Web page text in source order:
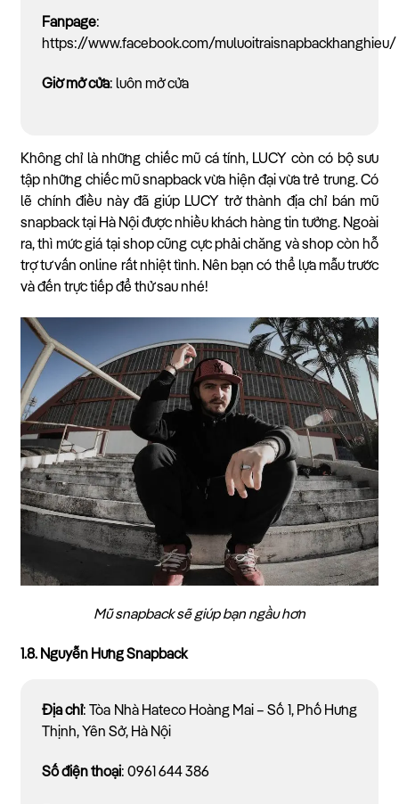
Fanpage:
https://www.facebook.com/muluoitraisnapbackhanghieu/
Giờ mở cửa: luôn mở cửa
Không chỉ là những chiếc mũ cá tính, LUCY còn có bộ sưu
tập những chiếc mũ snapback vừa hiện đại vừa trẻ trung. Có
lẽ chính điều này đã giúp LUCY trở thành địa chỉ bán mũ
snapback tại Hà Nội được nhiều khách hàng tin tưởng. Ngoài
ra, thì mức giá tại shop cũng cực phải chăng và shop còn hỗ
trợ tư vấn online rất nhiệt tình. Nên bạn có thể lựa mẫu trước
và đến trực tiếp để thử sau nhé!
Mũ snapback sẽ giúp bạn ngầu hơn
1.8. Nguyễn Hưng Snapback
Địa chỉ: Tòa Nhà Hateco Hoàng Mai – Số 1, Phố Hưng
Thịnh, Yên Sở, Hà Nội
Số điện thoại: 0961 644 386